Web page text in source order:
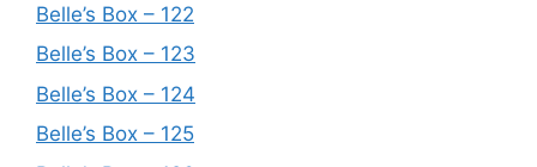
Belle’s Box – 122
Belle’s Box – 123
Belle’s Box – 124
Belle’s Box – 125